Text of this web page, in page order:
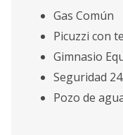
Gas Común
Picuzzi con
Gimnasio
Seguridad
Pozo de